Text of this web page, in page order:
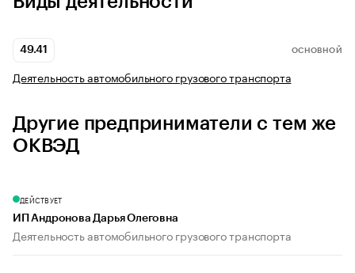
49.41 ОСНОВНОЙ
Деятельность автомобильного грузового транспорта
Другие предприниматели с тем же
ОКВЭД
ДЕЙСТВУЕТ
ИП Андронова Дарья Олеговна
Деятельность автомобильного грузового транспорта